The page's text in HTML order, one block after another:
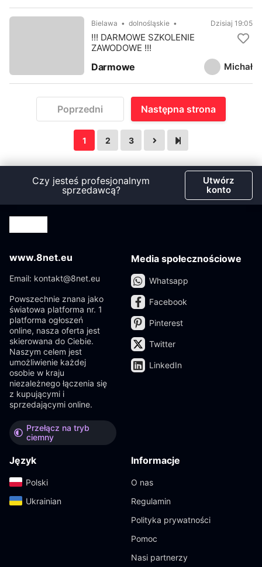
Michał
Bielawa dolnośląskie Dzisiaj 19:05
!!! DARMOWE SZKOLENIE
ZAWODOWE !!!
Darmowe
Poprzedni Następna strona
1 2 3
Czy jesteś profesjonalnym
sprzedawcą?
Utwórz
konto
www.8net.eu
Email: kontakt@8net.eu
Powszechnie znana jako
światowa platforma nr. 1
platforma ogłoszeń
online, nasza oferta jest
skierowana do Ciebie.
Naszym celem jest
umożliwienie każdej
osobie w kraju
niezależnego łączenia się
z kupującymi i
sprzedającymi online.
Przełącz na tryb
ciemny
Media społecznościowe
Whatsapp
Facebook
Pinterest
Twitter
LinkedIn
Język
Polski‎
Ukrainian‎
Informacje
O nas
Regulamin
Polityka prywatności
Pomoc
Nasi partnerzy